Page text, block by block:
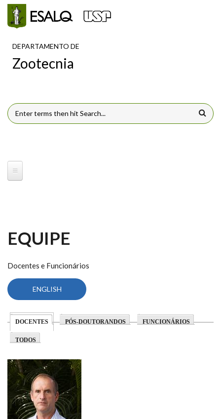
Pular para o conteúdo principal
DEPARTAMENTO DE
Zootecnia
FORMULÁRIO DE BUSCA
EQUIPE
Docentes e Funcionários
ENGLISH
DOCENTES (ACTIVE TAB)
PÓS-DOUTORANDOS FUNCIONÁRIOS
TODOS